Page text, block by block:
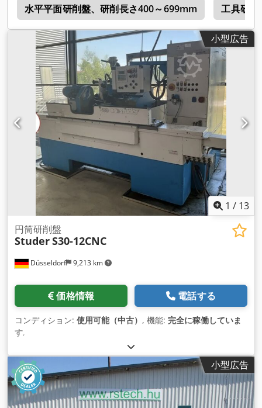
水平平面研削盤、研削長さ400～699mm 工具研削
小型広告
1 / 13
Düsseldorf 9,213 km
円筒研削盤
StuderS30-12CNC
価格情報 電話する
コンディション: 使用可能（中古） , 機能: 完全に稼働していま
す,
小型広告